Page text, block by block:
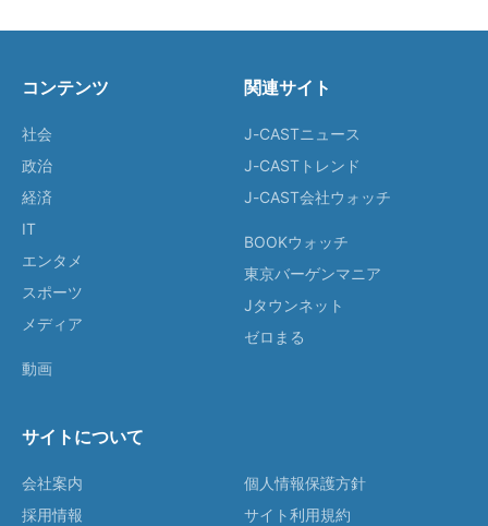
コンテンツ
社会
政治
経済
IT
エンタメ
スポーツ
メディア
動画
関連サイト
J-CASTニュース
J-CASTトレンド
J-CAST会社ウォッチ
BOOKウォッチ
東京バーゲンマニア
Jタウンネット
ゼロまる
サイトについて
会社案内
採用情報
個人情報保護方針
サイト利用規約